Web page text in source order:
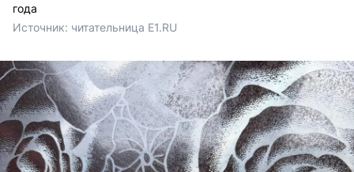
года
Источник: читательница E1.RU